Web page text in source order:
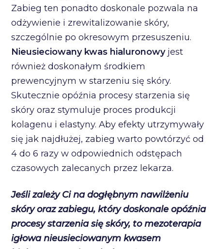
Zabieg ten ponadto doskonale pozwala na
odżywienie i zrewitalizowanie skóry,
szczególnie po okresowym przesuszeniu.
Nieusieciowany kwas hialuronowyjest
również doskonałym środkiem
prewencyjnym w starzeniu się skóry.
Skutecznie opóźnia procesy starzenia się
skóry oraz stymuluje proces produkcji
kolagenu i elastyny. Aby efekty utrzymywały
się jak najdłużej, zabieg warto powtórzyć od
4 do 6 razy w odpowiednich odstępach
czasowych zalecanych przez lekarza.
Jeśli zależy Ci na dogłębnym nawilżeniu
skóry oraz zabiegu, który doskonale opóźnia
procesy starzenia się skóry, to mezoterapia
igłowa nieusieciowanym kwasem